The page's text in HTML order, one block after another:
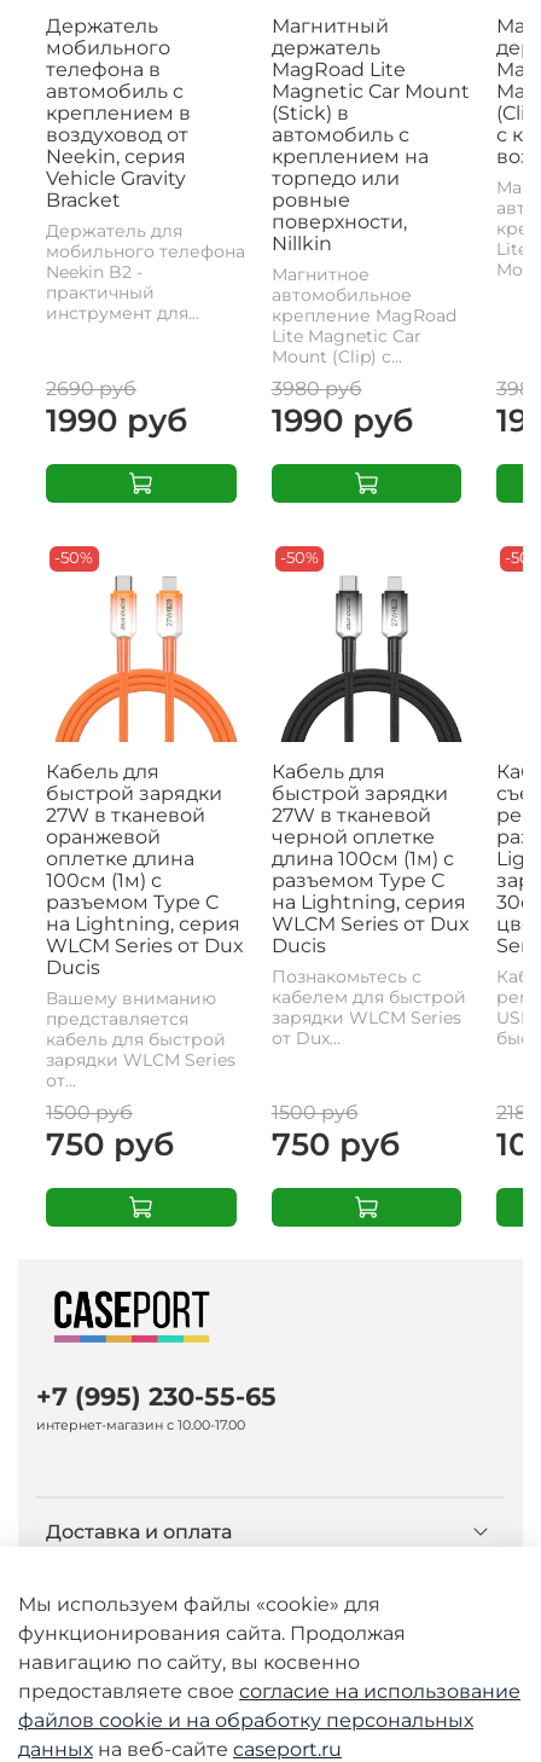
Держатель
мобильного
телефона в
автомобиль с
креплением в
воздуховод от
Neekin, серия
Vehicle Gravity
Bracket
Держатель для
мобильного телефона
Neekin B2 -
практичный
инструмент для...
2690 руб
1990 руб
Магнитный
держатель
MagRoad Lite
Magnetic Car Mount
(Stick) в
автомобиль с
креплением на
торпедо или
ровные
поверхности,
Nillkin
Магнитное
автомобильное
крепление MagRoad
Lite Magnetic Car
Mount (Clip) с...
3980 руб
1990 руб
с
Lite
-50%
Кабель для
быстрой зарядки
27W в тканевой
оранжевой
оплетке длина
100см (1м) с
разъемом Type C
на Lightning, серия
WLCM Series от Dux
Ducis
Вашему вниманию
представляется
кабель для быстрой
зарядки WLCM Series
от...
1500 руб
750 руб
-50%
Кабель для
быстрой зарядки
27W в тканевой
черной оплетке
длина 100см (1м) с
разъемом Type C
на Lightning, серия
WLCM Series от Dux
Ducis
Познакомьтесь с
кабелем для быстрой
зарядки WLCM Series
от Dux...
1500 руб
750 руб
-
Доставка и оплата
О компании Caseport
Бренд Nillkin
+7 (995) 230-55-65
интернет-магазин с 10.00-17.00
Мы используем файлы «cookie» для
функционирования сайта. Продолжая
навигацию по сайту, вы косвенно
предоставляете свое согласие на использование
файлов cookie и на обработку персональных
данных на веб-сайте caseport.ru